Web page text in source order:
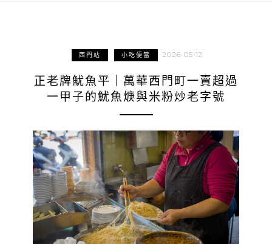
西門站 小吃便當 2026-05-12
正老牌魷魚平｜萬華西門町一賣超過
一甲子的魷魚焿與米粉炒老字號